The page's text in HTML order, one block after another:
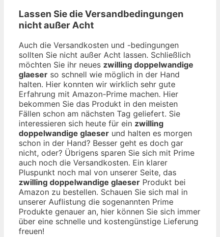
Lassen Sie die Versandbedingungen
nicht außer Acht
Auch die Versandkosten und -bedingungen
sollten Sie nicht außer Acht lassen. Schließlich
möchten Sie ihr neues zwilling doppelwandige
glaeser so schnell wie möglich in der Hand
halten. Hier konnten wir wirklich sehr gute
Erfahrung mit Amazon-Prime machen. Hier
bekommen Sie das Produkt in den meisten
Fällen schon am nächsten Tag geliefert. Sie
interessieren sich heute für ein zwilling
doppelwandige glaeser und halten es morgen
schon in der Hand? Besser geht es doch gar
nicht, oder? Übrigens sparen Sie sich mit Prime
auch noch die Versandkosten. Ein klarer
Pluspunkt noch mal von unserer Seite, das
zwilling doppelwandige glaeser Produkt bei
Amazon zu bestellen. Schauen Sie sich mal in
unserer Auflistung die sogenannten Prime
Produkte genauer an, hier können Sie sich immer
über eine schnelle und kostengünstige Lieferung
freuen!